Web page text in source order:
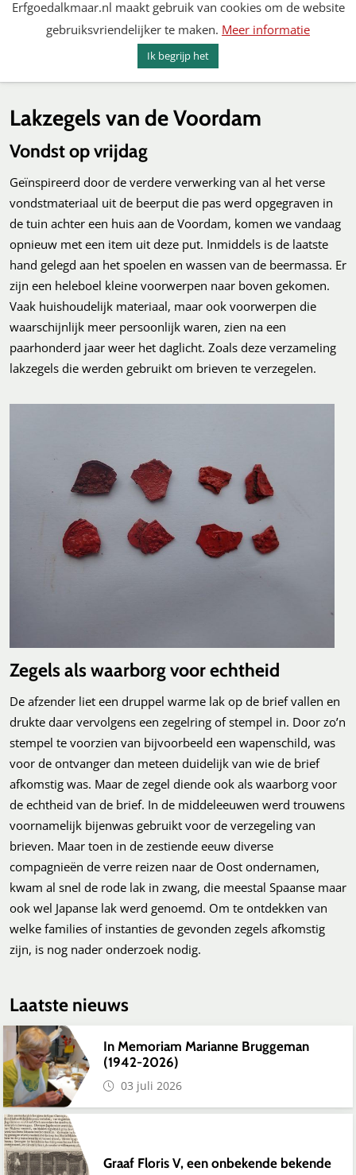
Spring
Erfgoedalkmaar.nl maakt gebruik van cookies om de website
gebruiksvriendelijker te maken. Meer informatie
Ik begrijp het
Lakzegels van de Voordam
Vondst op vrijdag
Geïnspireerd door de verdere verwerking van al het verse
vondstmateriaal uit de beerput die pas werd opgegraven in
de tuin achter een huis aan de Voordam, komen we vandaag
opnieuw met een item uit deze put. Inmiddels is de laatste
hand gelegd aan het spoelen en wassen van de beermassa. Er
zijn een heleboel kleine voorwerpen naar boven gekomen.
Vaak huishoudelijk materiaal, maar ook voorwerpen die
waarschijnlijk meer persoonlijk waren, zien na een
paarhonderd jaar weer het daglicht. Zoals deze verzameling
lakzegels die werden gebruikt om brieven te verzegelen.
Zegels als waarborg voor echtheid
De afzender liet een druppel warme lak op de brief vallen en
drukte daar vervolgens een zegelring of stempel in. Door zo’n
stempel te voorzien van bijvoorbeeld een wapenschild, was
voor de ontvanger dan meteen duidelijk van wie de brief
afkomstig was. Maar de zegel diende ook als waarborg voor
de echtheid van de brief. In de middeleeuwen werd trouwens
voornamelijk bijenwas gebruikt voor de verzegeling van
brieven. Maar toen in de zestiende eeuw diverse
compagnieën de verre reizen naar de Oost ondernamen,
kwam al snel de rode lak in zwang, die meestal Spaanse maar
ook wel Japanse lak werd genoemd. Om te ontdekken van
welke families of instanties de gevonden zegels afkomstig
zijn, is nog nader onderzoek nodig.
Laatste nieuws
In Memoriam Marianne Bruggeman
(1942-2026)
03 juli 2026
Graaf Floris V, een onbekende bekende